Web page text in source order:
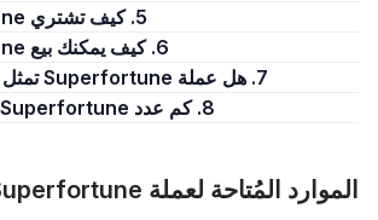
5. كيف تشتري Superfortune؟
6. كيف يمكنك بيع Superfortune؟
7. هل عملة Superfortune تمثل استثمارًا جيدًا؟
8. كم عدد Superfortune المتوفر حاليًا؟
الموارد المُتاحة لعملة Superfortune